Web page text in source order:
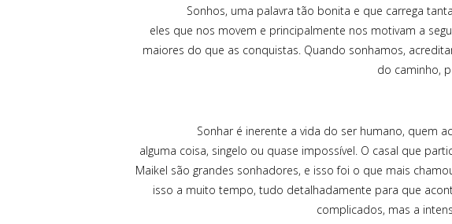
Sonhos, uma palavra tão bonita e que carrega tantas
eles que nos movem e principalmente nos motivam a
maiores do que as conquistas. Quando sonhamos,
do caminho,
Sonhar é inerente a vida do ser humano, quem
alguma coisa, singelo ou quase impossível. O casal que
Maikel são grandes sonhadores, e isso foi o que mais
isso a muito tempo, tudo detalhadamente para que
complicados, mas a